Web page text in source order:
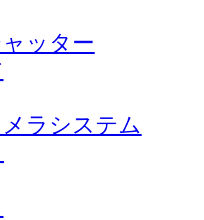
ッター
ラシステム